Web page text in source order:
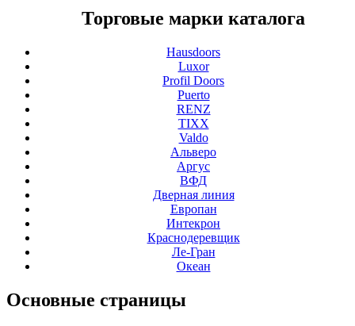
Торговые марки каталога
Hausdoors
Luxor
Profil Doors
Puerto
RENZ
TIXX
Valdo
Альверо
Аргус
ВФД
Дверная линия
Европан
Интекрон
Краснодеревщик
Ле-Гран
Океан
Основные страницы